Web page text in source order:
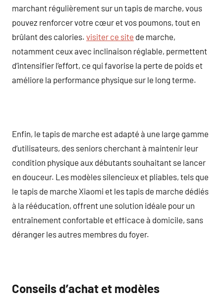
marchant régulièrement sur un tapis de marche, vous
pouvez renforcer votre cœur et vos poumons, tout en
brûlant des calories. visiter ce site de marche,
notamment ceux avec inclinaison réglable, permettent
d’intensifier l’effort, ce qui favorise la perte de poids et
améliore la performance physique sur le long terme.
Enfin, le tapis de marche est adapté à une large gamme
d’utilisateurs, des seniors cherchant à maintenir leur
condition physique aux débutants souhaitant se lancer
en douceur. Les modèles silencieux et pliables, tels que
le tapis de marche Xiaomi et les tapis de marche dédiés
à la rééducation, offrent une solution idéale pour un
entraînement confortable et efficace à domicile, sans
déranger les autres membres du foyer.
Conseils d’achat et modèles